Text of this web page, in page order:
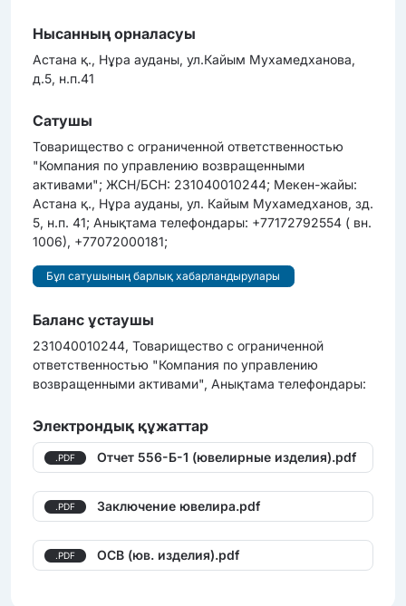
Нысанның орналасуы
Астана қ., Нұра ауданы, ул.Кайым Мухамедханова,
д.5, н.п.41
Сатушы
Товарищество с ограниченной ответственностью
"Компания по управлению возвращенными
активами"; ЖСН/БСН: 231040010244; Мекен-жайы:
Астана қ., Нұра ауданы, ул. Кайым Мухамедханов, зд.
5, н.п. 41; Анықтама телефондары: +77172792554 ( вн.
1006), +77072000181;
Бұл сатушының барлық хабарландырулары
Баланс ұстаушы
231040010244, Товарищество с ограниченной
ответственностью "Компания по управлению
возвращенными активами", Анықтама телефондары:
Электрондық құжаттар
.PDF Отчет 556-Б-1 (ювелирные изделия).pdf
.PDF Заключение ювелира.pdf
.PDF ОСВ (юв. изделия).pdf